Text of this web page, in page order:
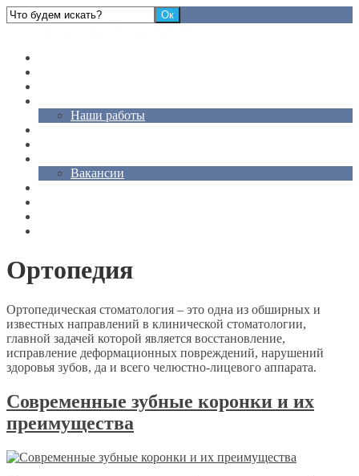
Наши работы
Вакансии
Ортопедия
Ортопедическая стоматология – это одна из обширных и
известных направлений в клинической стоматологии,
главной задачей которой является восстановление,
исправление деформационных повреждений, нарушений
здоровья зубов, да и всего челюстно-лицевого аппарата.
Современные зубные коронки и их
преимущества